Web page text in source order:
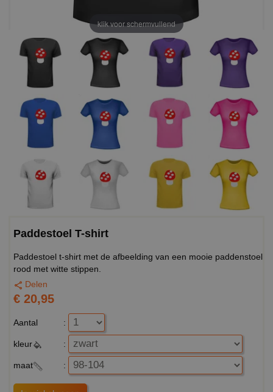
klik voor schermvullend
Paddestoel T-shirt
Paddestoel t-shirt met de afbeelding van een mooie paddenstoel
rood met witte stippen.
Delen
€ 20,95
Aantal :
kleur :
maat :